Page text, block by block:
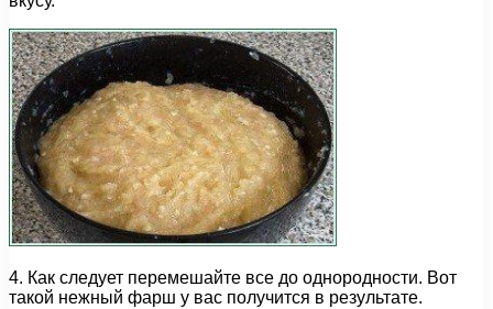
4. Как следует перемешайте все до однородности. Вот
такой нежный фарш у вас получится в результате.